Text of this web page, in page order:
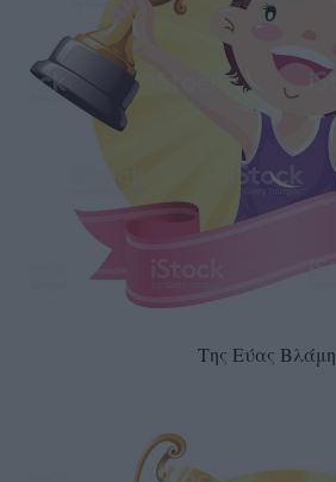
Της Εύας Βλάμη